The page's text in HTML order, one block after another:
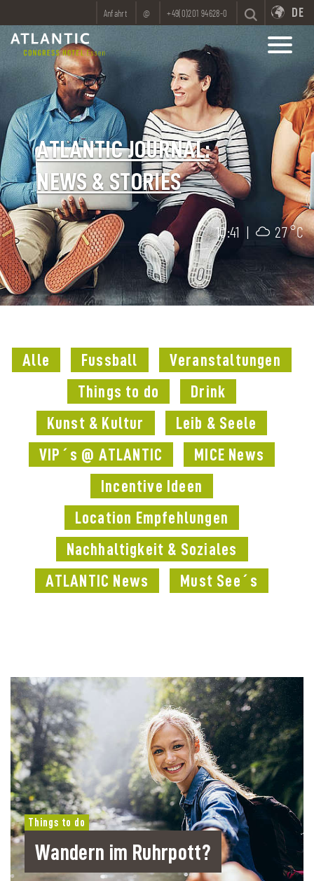
Anfahrt @ +49(0)201 94628-0 DE
ATLANTIC JOURNAL:
NEWS & STORIES
10:41 | 27 °C
Alle Fussball
Veranstaltungen
Things to do
Drink
Kunst & Kultur
Leib & Seele
VIP´s @ ATLANTIC
MICE News
Incentive Ideen
Location Empfehlungen
Nachhaltigkeit & Soziales
ATLANTIC News
Must See´s
Things to do
Wandern im Ruhrpott?